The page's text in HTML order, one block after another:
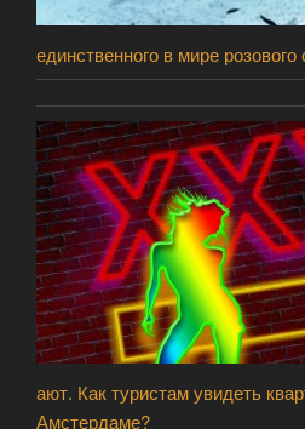
единственного в мире розового
ают. Как туристам увидеть
Амстердаме?